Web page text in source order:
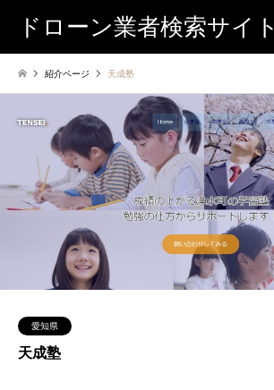
ドローン業者検索サイト
紹介ページ 天成塾
愛知県
天成塾